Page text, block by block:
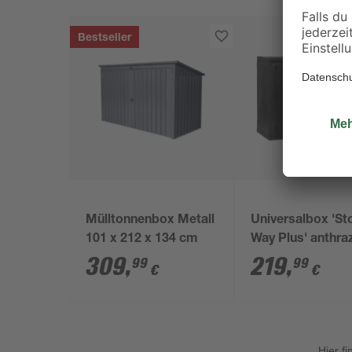
Bestseller
Mülltonnenbox Metall
101 x 212 x 134 cm
309,99 €
Universalbox
Way Plus'
145 x 125 x 86
219,99 €